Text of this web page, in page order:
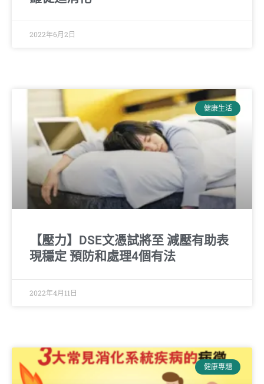
2022年6月2日
健康生活
【壓力】DSE文憑試將至 減壓有助表
現穩定 預防和處理4個有法
2022年4月11日
健康專題